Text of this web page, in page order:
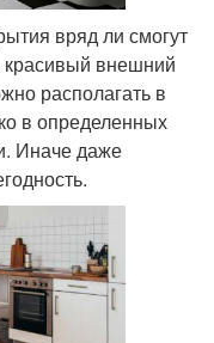
вряд ли смогут
красивый внешний
располагать в
в определенных
Иначе даже